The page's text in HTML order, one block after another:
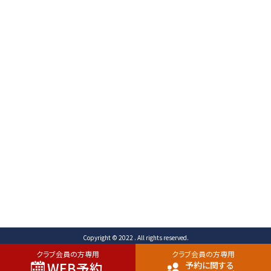
クラブ会員の方専用 クラブ会員の方専用
予約に関する
Copyright © 2022 . All rights reserved.